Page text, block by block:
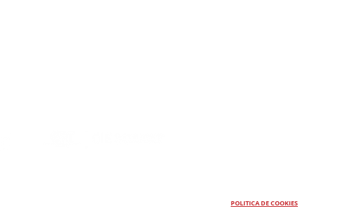
POLITICA DE COOKIES